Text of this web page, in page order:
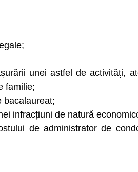
unei astfel de activități,
familie;
bacalaureat;
infracțiuni de natură
de administrator de